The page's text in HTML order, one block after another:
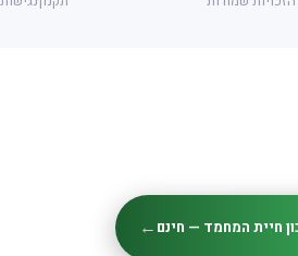
חיית המחמד — חינם←